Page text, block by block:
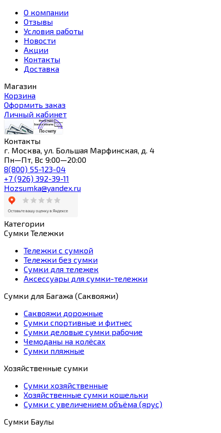
О компании
Отзывы
Условия работы
Новости
Акции
Контакты
Доставка
Магазин
Корзина
Оформить заказ
Личный кабинет
Контакты
г. Москва, ул. Большая Марфинская, д. 4
Пн—Пт, Вс 9:00—20:00
8(800) 55-123-04
+7 (926) 392-39-11
Hozsumka@yandex.ru
Категории
Сумки Тележки
Тележки с сумкой
Тележки без сумки
Сумки для тележек
Аксессуары для сумки-тележки
Сумки для Багажа (Саквояжи)
Саквояжи дорожные
Сумки спортивные и фитнес
Сумки деловые сумки рабочие
Чемоданы на колёсах
Сумки пляжные
Хозяйственные сумки
Сумки хозяйственные
Хозяйственные сумки кошельки
Сумки с увеличением объёма (ярус)
Сумки Баулы